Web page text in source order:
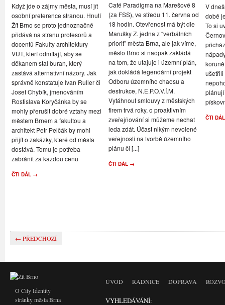
Když jde o zájmy města, musí jít
osobní preference stranou. Hnutí
Žít Brno se proto jednoznačně
přidává na stranu profesorů a
docentů Fakulty architektury
VUT, kteří odmítají, aby se
děkanem stal buran, který
zastává alternativní názory. Jak
správně konstatuje Ivan Ruller či
Josef Chybík, jmenováním
Rostislava Koryčánka by se
mohly přerušit dobré vztahy mezi
městem Brnem a fakultou a
architekt Petr Pelčák by mohl
přijít o zakázky, které od města
dostává. Tomu je potřeba
zabránit za každou cenu
ČTI DÁL →
Café Paradigma na Marešové 8
(za FSS), ve středu 11. června od
18 hodin. Otevřenost má být dle
Marušky Z. jedna z “verbálních
priorit” města Brna, ale jak víme,
město Brno si naopak zakládá
na tom, že utajuje i územní plán,
jak dokládá legendární projekt
Odboru územního chaosu a
destrukce, N.E.P.O.V.Í.M.
Vytáhnout smlouvy z městských
firem trvá roky, o proaktivním
zveřejňování si můžeme nechat
leda zdát. Účast nikým nevolené
veřejnosti na tvorbě územního
plánu či [...]
ČTI DÁL →
V
době
To si
ušetřili
ČTI
← PŘEDCHOZÍ
O City Identity
stránky města Brna
ÚVOD RADNICE DOPRAVA
VYHLEDÁVÁNÍ: